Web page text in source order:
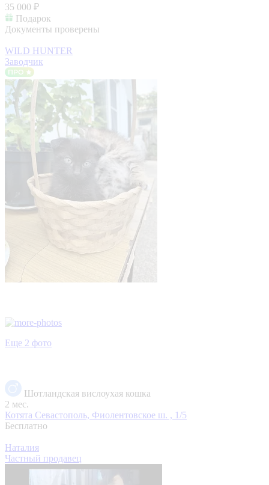
35 000 ₽
Подарок
Документы проверены
WILD HUNTER
Заводчик
Еще 2 фото
Шотландская вислоухая кошка
2 мес.
Котята Севастополь, Фиолентовское ш. , 1/5
Бесплатно
Наталия
Частный продавец